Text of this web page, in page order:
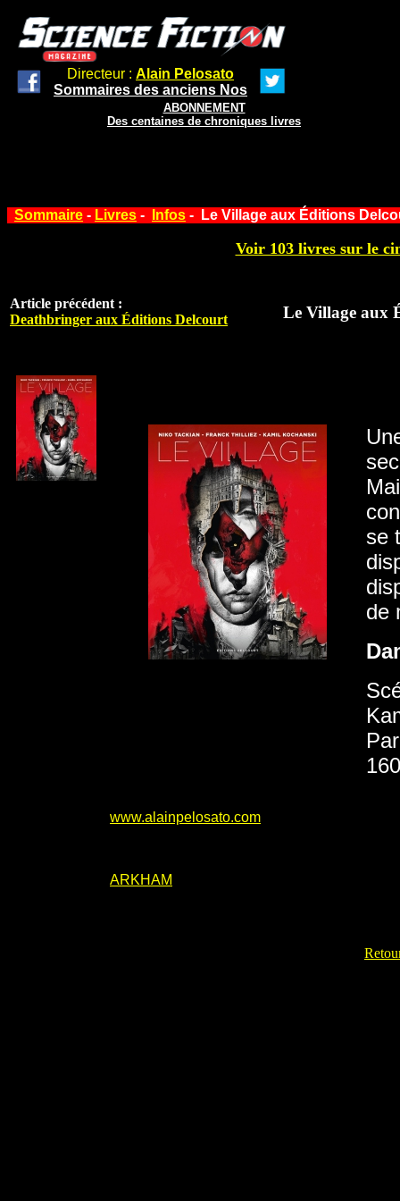
Directeur : Alain Pelosato
Sommaires des anciens Nos
ABONNEMENT
Des centaines de chroniques livres
Sommaire - Livres - Infos - Le Village aux Éditions
Voir 103 livres sur le
Article précédent :
Deathbringer aux Éditions Delcourt
Le Village aux
se
de
www.alainpelosato.com
ARKHAM